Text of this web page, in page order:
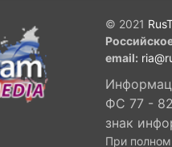
© 2021
email:
ФС 77 -
знак
При полном